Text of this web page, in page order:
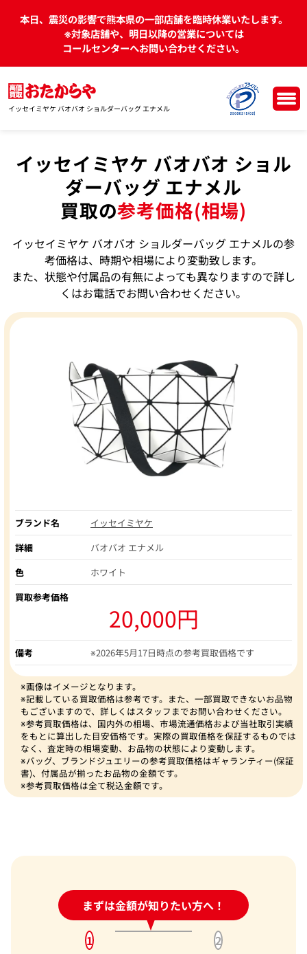
本日、震災の影響で熊本県の一部店舗を臨時休業いたします。
※対象店舗や、明日以降の営業については
コールセンターへお問い合わせください。
イッセイミヤケ バオバオ ショルダーバッグ エナメル
イッセイミヤケ バオバオ ショル
ダーバッグ エナメル
買取の参考価格(相場)
イッセイミヤケ バオバオ ショルダーバッグ エナメルの参
考価格は、時期や相場により変動致します。
また、状態や付属品の有無によっても異なりますので詳し
くはお電話でお問い合わせください。
ブランド名
イッセイミヤケ
詳細
バオバオ エナメル
色
ホワイト
買取参考価格
20,000円
備考 ※2026年5月17日時点の参考買取価格です
※画像はイメージとなります。
※記載している買取価格は参考です。また、一部買取できないお品物
もございますので、詳しくはスタッフまでお問い合わせください。
※参考買取価格は、国内外の相場、市場流通価格および当社取引実績
をもとに算出した目安価格です。実際の買取価格を保証するものでは
なく、査定時の相場変動、お品物の状態により変動します。
※バッグ、ブランドジュエリーの参考買取価格はギャランティー(保証
書)、付属品が揃ったお品物の金額です。
※参考買取価格は全て税込金額です。
まずは金額が知りたい方へ！
24時間受付中!問い合わせフォーム
1
2